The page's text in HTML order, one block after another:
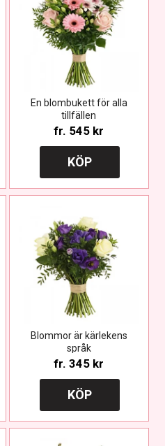
En blombukett för alla
tillfällen
fr. 545 kr
KÖP
Blommor är kärlekens
språk
fr. 345 kr
KÖP